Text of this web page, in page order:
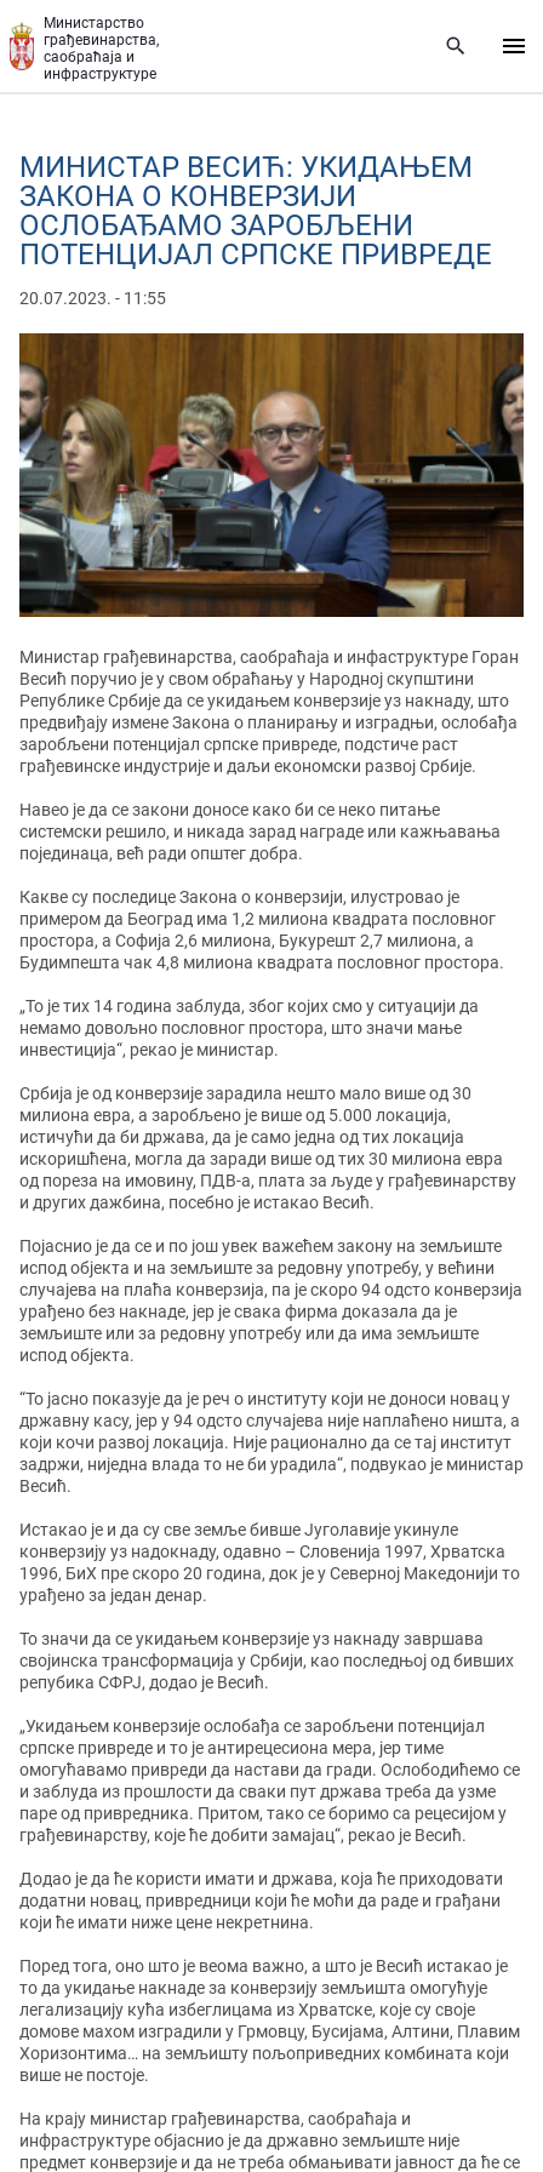
Министарство
грађевинарства,
саобраћаја и
инфраструктуре
МИНИСТАР ВЕСИЋ: УКИДАЊЕМ
ЗАКОНА О КОНВЕРЗИЈИ
ОСЛОБАЂАМО ЗАРОБЉЕНИ
ПОТЕНЦИЈАЛ СРПСКЕ ПРИВРЕДE
20.07.2023. - 11:55
Министар грађевинарства, саобраћаја и инфаструктуре Горан
Весић поручио је у свом обраћању у Народној скупштини
Републике Србије да се укидањем конверзије уз накнаду, што
предвиђају измене Закона о планирању и изградњи, ослобађа
заробљени потенцијал српске привреде, подстиче раст
грађевинске индустрије и даљи економски развој Србије.
Навео је да се закони доносе како би се неко питање
системски решило, и никада зарад награде или кажњавања
појединаца, већ ради општег добра.
Какве су последице Закона о конверзији, илустровао је
примером да Београд има 1,2 милиона квадрата пословног
простора, а Софија 2,6 милиона, Букурешт 2,7 милиона, а
Будимпешта чак 4,8 милиона квадрата пословног простора.
„То је тих 14 година заблуда, због којих смо у ситуацији да
немамо довољно пословног простора, што значи мање
инвестиција“, рекао је министар.
Србија је од конверзије зарадила нешто мало више од 30
милиона евра, а заробљено је више од 5.000 локација,
истичући да би држава, да је само једна од тих локација
искоришћена, могла да заради више од тих 30 милиона евра
од пореза на имовину, ПДВ-а, плата за људе у грађевинарству
и других дажбина, посебно је истакао Весић.
Појаснио је да се и по још увек важећем закону на земљиште
испод објекта и на земљиште за редовну употребу, у већини
случајева на плаћа конверзија, па је скоро 94 одсто конверзија
урађено без накнаде, јер је свака фирма доказала да је
земљиште или за редовну употребу или да има земљиште
испод објекта.
“То јасно показује да је реч о институту који не доноси новац у
државну касу, јер у 94 одсто случајева није наплаћено ништа, а
који кочи развој локација. Није рационално да се тај институт
задржи, ниједна влада то не би урадила“, подвукао је министар
Весић.
Истакао је и да су све земље бивше Југолавије укинуле
конверзију уз надокнаду, одавно – Словенија 1997, Хрватска
1996, БиХ пре скоро 20 година, док је у Северној Македонији то
урађено за један денар.
То значи да се укидањем конверзије уз накнаду завршава
својинска трансформација у Србији, као последњој од бивших
репубика СФРЈ, додао је Весић.
„Укидањем конверзије ослобађа се заробљени потенцијал
српске привреде и то је антирецесиона мера, јер тиме
омогућавамо привреди да настави да гради. Ослободићемо се
и заблуда из прошлости да сваки пут држава треба да узме
паре од привредника. Притом, тако се боримо са рецесијом у
грађевинарству, које ће добити замајац“, рекао је Весић.
Додао је да ће користи имати и држава, која ће приходовати
додатни новац, привредници који ће моћи да раде и грађани
који ће имати ниже цене некретнина.
Поред тога, оно што је веома важно, а што је Весић истакао је
то да укидање накнаде за конверзију земљишта омогућује
легализацију кућа избеглицама из Хрватске, које су своје
домове махом изградили у Грмовцу, Бусијама, Алтини, Плавим
Хоризонтима… на земљишту пољоприведних комбината који
више не постоје.
На крају министар грађевинарства, саобраћаја и
инфраструктуре објаснио је да државно земљиште није
предмет конверзије и да не треба обмањивати јавност да ће се